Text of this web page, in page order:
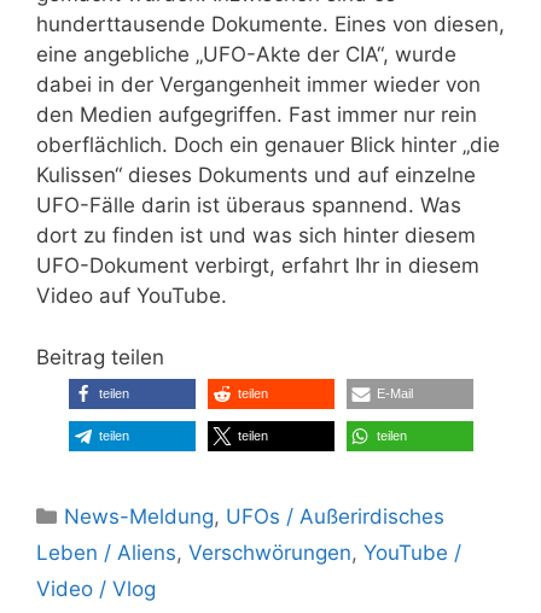
hunderttausende Dokumente. Eines von diesen,
eine angebliche „UFO-Akte der CIA“, wurde
dabei in der Vergangenheit immer wieder von
den Medien aufgegriffen. Fast immer nur rein
oberflächlich. Doch ein genauer Blick hinter „die
Kulissen“ dieses Dokuments und auf einzelne
UFO-Fälle darin ist überaus spannend. Was
dort zu finden ist und was sich hinter diesem
UFO-Dokument verbirgt, erfahrt Ihr in diesem
Video auf YouTube.
Beitrag teilen
teilen teilen E-Mail
teilen teilen teilen
Kategorien
News-Meldung, UFOs / Außerirdisches
Leben / Aliens, Verschwörungen, YouTube /
Video / Vlog